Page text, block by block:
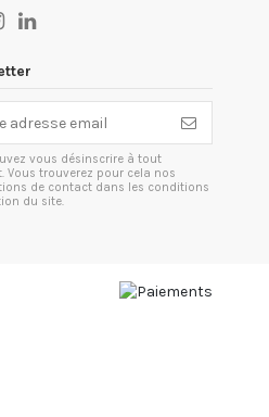
vous désinscrire à tout
Vous trouverez pour cela nos
de contact dans les conditions
du site.